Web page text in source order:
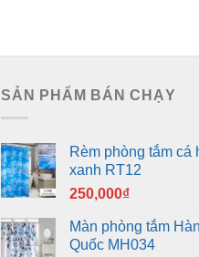
SẢN PHẨM BÁN CHẠY
Rèm phòng tắm cá
xanh RT12
250,000₫
Màn phòng tắm Hàn
Quốc MH034